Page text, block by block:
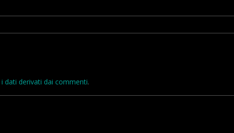
dati derivati dai commenti.